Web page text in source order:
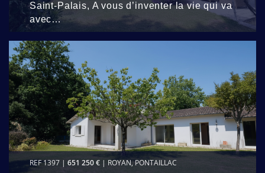
Saint-Palais, A vous d’inventer la vie qui va
avec…
REF 1397 | 651 250 € | ROYAN, PONTAILLAC